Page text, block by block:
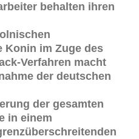
behalten ihren
Konin im Zuge des
Verfahren macht
der deutschen
der gesamten
in einem